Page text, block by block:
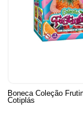
Boneca Coleção
Cotiplás